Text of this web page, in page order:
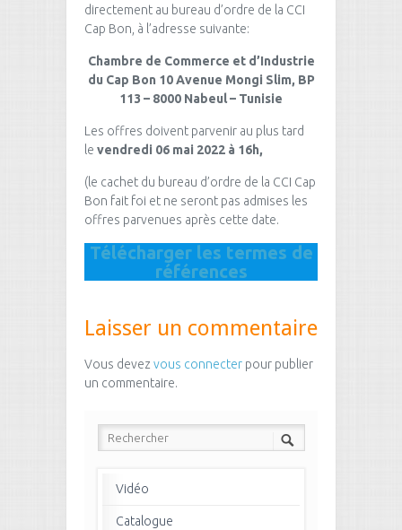
directement au bureau d’ordre de la CCI
Cap Bon, à l’adresse suivante:
Chambre de Commerce et d’Industrie
du Cap Bon 10 Avenue Mongi Slim, BP
113 – 8000 Nabeul – Tunisie
Les offres doivent parvenir au plus tard
le vendredi 06 mai 2022 à 16h,
(le cachet du bureau d’ordre de la CCI Cap
Bon fait foi et ne seront pas admises les
offres parvenues après cette date.
Télécharger les termes de
références
Laisser un commentaire
Vous devez vous connecter pour publier
un commentaire.
Vidéo
Catalogue